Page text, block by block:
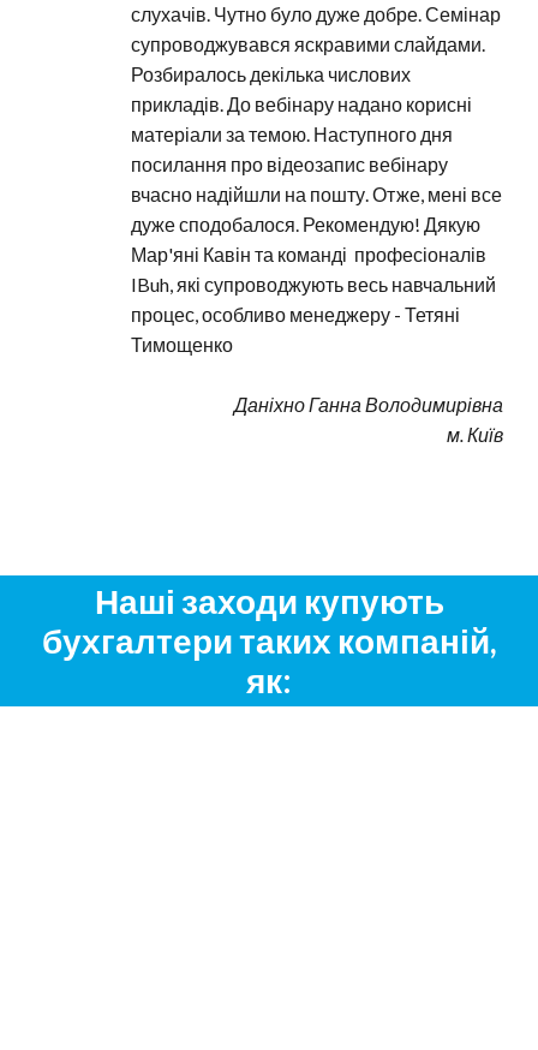
слухачів. Чутно було дуже добре. Семінар
супроводжувався яскравими слайдами.
Розбиралось декілька числових
прикладів. До вебінару надано корисні
матеріали за темою. Наступного дня
посилання про відеозапис вебінару
вчасно надійшли на пошту. Отже, мені все
дуже сподобалося. Рекомендую! Дякую
Мар'яні Кавін та команді  професіоналів
IBuh, які супроводжують весь навчальний
процес, особливо менеджеру - Тетяні
Тимощенко
Даніхно Ганна Володимирівна
м. Київ
Наші заходи купують
бухгалтери таких компаній,
як: